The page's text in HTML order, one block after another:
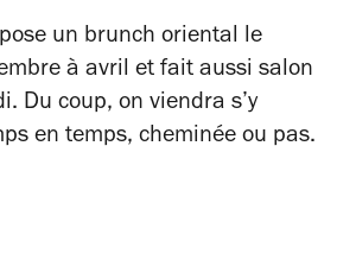
un brunch oriental le
à avril et fait aussi salon
Du coup, on viendra s’y
en temps, cheminée ou pas.